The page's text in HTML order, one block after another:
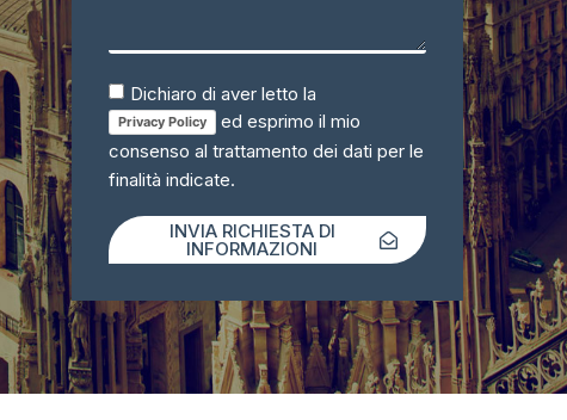
Dichiaro di aver letto la
Privacy Policy
ed esprimo il mio
consenso al trattamento dei dati per le
finalità indicate.
INVIA RICHIESTA DI
INFORMAZIONI